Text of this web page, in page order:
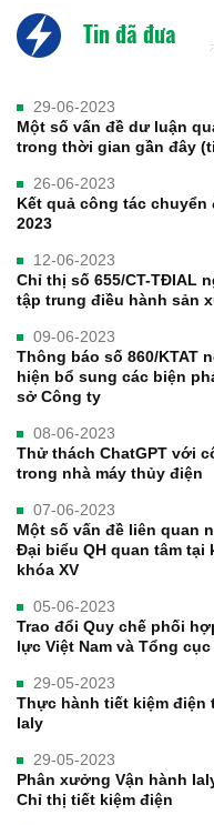
Tin đã đưa
29-06-2023
Một số vấn đề dư luận
trong thời gian gần đây
26-06-2023
Kết quả công tác
2023
12-06-2023
Chỉ thị số 655/CT-TĐIAL
tập trung điều hành sản
09-06-2023
Thông báo số 860/KTAT
hiện bổ sung các biện
sở Công ty
08-06-2023
Thử thách ChatGPT với
trong nhà máy thủy điện
07-06-2023
Một số vấn đề liên quan
Đại biểu QH quan tâm tại
khóa XV
05-06-2023
Trao đổi Quy chế phối
lực Việt Nam và Tổng
29-05-2023
Thực hành tiết kiệm điện
Ialy
29-05-2023
Phân xưởng Vận hành
Chỉ thị tiết kiệm điện